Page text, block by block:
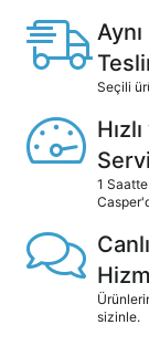
Seçili
1
sizinle.